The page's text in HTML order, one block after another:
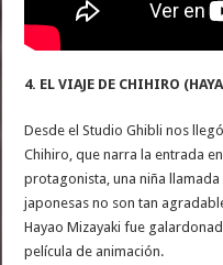
4. EL VIAJE DE CHIHIRO
Desde el Studio Ghibli nos
Chihiro, que narra la entrada
protagonista, una niña
japonesas no son tan
Hayao Mizayaki fue
película de animación.